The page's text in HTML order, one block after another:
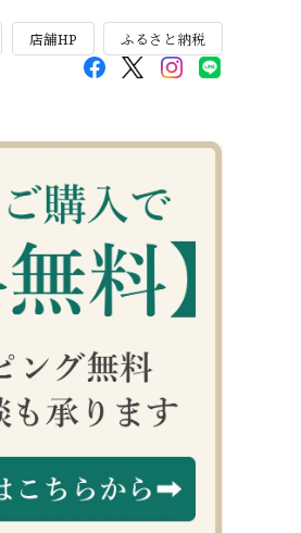
店舗HP ふるさと納税